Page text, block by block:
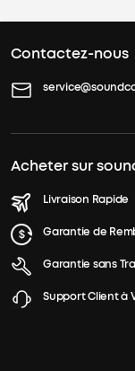
Contactez-nous
Acheter sur
Livraison Rapide
Garantie de
Garantie sans
Support Client à